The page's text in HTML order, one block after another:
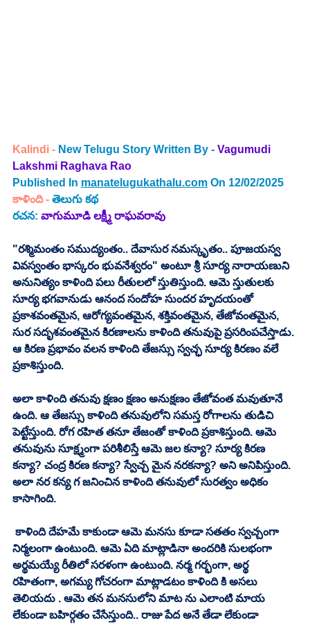
Kalindi - New Telugu Story Written By - Vagumudi
Lakshmi Raghava Rao
Published In manatelugukathalu.com On 12/02/2025
కాళింది - తెలుగు కథ
రచన: వాగుమూడి లక్ష్మీ రాఘవరావు
"రశ్మిమంతం సముద్యంతం.. దేవాసుర నమస్కృతం.. పూజయస్వ
వివస్వంతం భాస్కరం భువనేశ్వరం" అంటూ శ్రీ సూర్య నారాయణుని
అనునిత్యం కాళింది పలు రీతులలో స్తుతిస్తుంది. ఆమె స్తుతులకు
సూర్య భగవానుడు ఆనంద సందోహ సుందర హృదయంతో
ప్రకాశవంతమైన, ఆరోగ్యవంతమైన, శక్తివంతమైన, తేజోవంతమైన,
సుర సదృశవంతమైన కిరణాలను కాళింది తనువుపై ప్రసరింపచేస్తాడు.
ఆ కిరణ ప్రభావం వలన కాళింది తేజస్సు స్వచ్ఛ సూర్య కిరణం వలే
ప్రకాశిస్తుంది.
అలా కాళింది తనువు క్షణం క్షణం అనుక్షణం తేజోవంత మవుతూనే
ఉంది. ఆ తేజస్సు కాళింది తనువులోని సమస్త రోగాలను తుడిచి
పెట్టేస్తుంది. రోగ రహిత తనూ తేజంతో కాళింది ప్రకాశిస్తుంది. ఆమె
తనువును సూక్ష్మంగా పరిశీలిస్తే ఆమె జల కన్యా? సూర్య కిరణ
కన్యా? చంద్ర కిరణ కన్యా? స్వేచ్చ మైన నరకన్యా? అని అనిపిస్తుంది.
అలా నర కన్య గ జనించిన కాళింది తనువులో సురత్వం అధికం
కాసాగింది.
కాళింది దేహమే కాకుండా ఆమె మనసు కూడా సతతం స్వచ్చంగా
నిర్మలంగా ఉంటుంది. ఆమె ఏది మాట్లాడినా అందరికి సులభంగా
అర్థమయ్యే రీతిలో సరళంగా ఉంటుంది. నర్మ గర్భంగా, అర్థ
రహితంగా, అగమ్య గోచరంగా మాట్లాడటం కాళింది కి అసలు
తెలియదు ‌. ఆమె తన మనసులోని మాట ను ఎలాంటి మాయ
లేకుండా బహిర్గతం చేసేస్తుంది.. రాజు పేద అనే తేడా లేకుండా